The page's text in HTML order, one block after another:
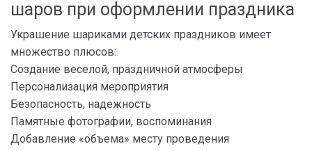
шаров при оформлении праздника
Украшение шариками детских праздников имеет
множество плюсов:
Создание веселой, праздничной атмосферы
Персонализация мероприятия
Безопасность, надежность
Памятные фотографии, воспоминания
Добавление «объема» месту проведения